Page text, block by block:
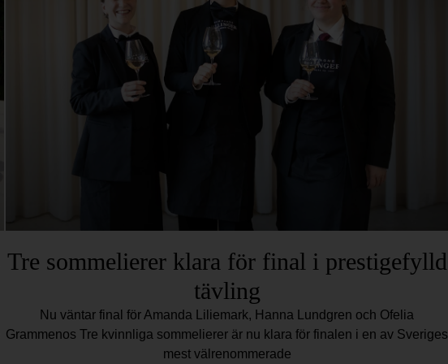
Tre sommelierer klara för final i prestigefylld
tävling
Nu väntar final för Amanda Liliemark, Hanna Lundgren och Ofelia
Grammenos Tre kvinnliga sommelierer är nu klara för finalen i en av Sveriges
mest välrenommerade